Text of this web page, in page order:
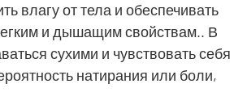
влагу от тела и обеспечивать
и дышащим свойствам.. В
сухими и чувствовать себя
натирания или боли,